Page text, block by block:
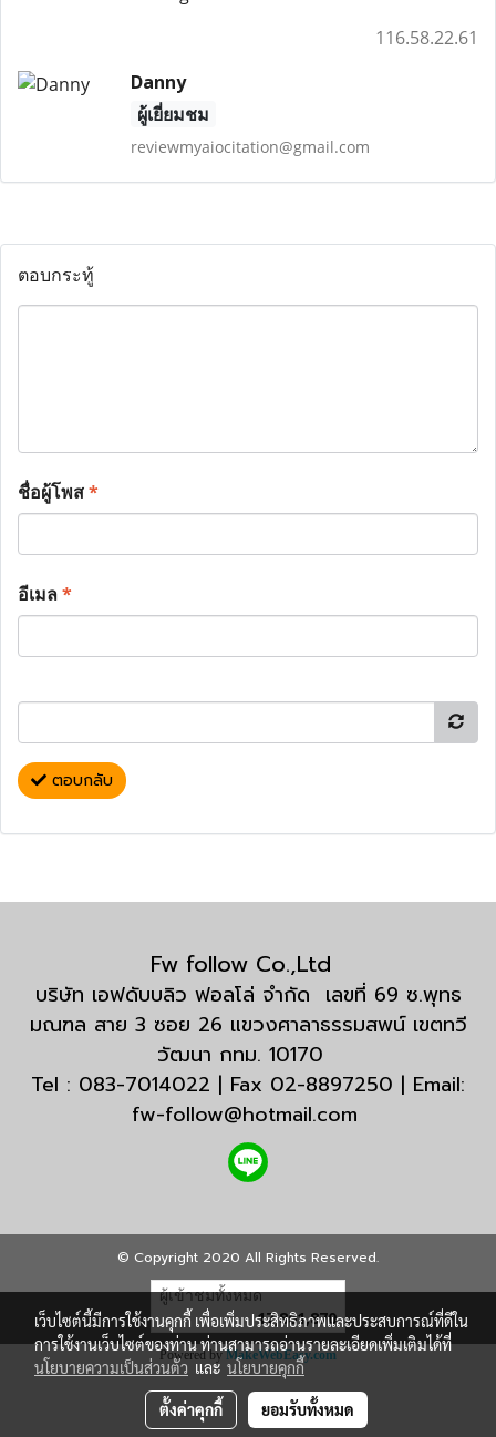
116.58.22.61
Danny
ผู้เยี่ยมชม
reviewmyaiocitation@gmail.com
ตอบกระทู้
ชื่อผู้โพส*
อีเมล*
ตอบกลับ
Fw follow Co.,Ltd
บริษัท เอฟดับบลิว ฟอลโล่ จำกัด เลขที่ 69 ซ.พุทธ
มณฑล สาย 3 ซอย 26 แขวงศาลาธรรมสพน์ เขตทวี
วัฒนา กทม. 10170
Tel : 083-7014022 | Fax 02-8897250 | Email:
fw-follow@hotmail.com
© Copyright 2020 All Rights Reserved.
ผู้เข้าชมทั้งหมด
17,861,870
Powered byMakeWebEasy.com
เว็บไซต์นี้มีการใช้งานคุกกี้ เพื่อเพิ่มประสิทธิภาพและประสบการณ์ที่ดีใน
การใช้งานเว็บไซต์ของท่าน ท่านสามารถอ่านรายละเอียดเพิ่มเติมได้ที่
นโยบายความเป็นส่วนตัว และ นโยบายคุกกี้
ตั้งค่าคุกกี้ ยอมรับทั้งหมด